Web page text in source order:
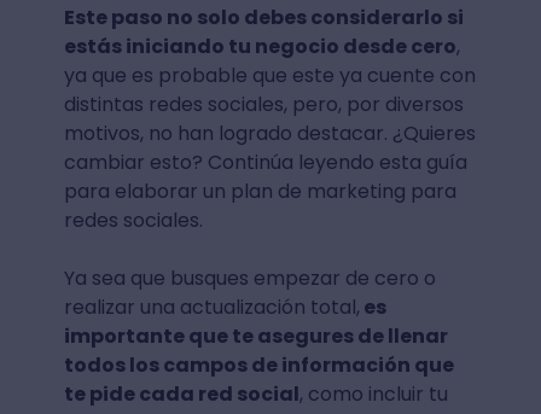
Este paso no solo debes considerarlo si
estás iniciando tu negocio desde cero,
ya que es probable que este ya cuente con
distintas redes sociales, pero, por diversos
motivos, no han logrado destacar. ¿Quieres
cambiar esto? Continúa leyendo esta guía
para elaborar un plan de marketing para
redes sociales.
Ya sea que busques empezar de cero o
realizar una actualización total, es
importante que te asegures de llenar
todos los campos de información que
te pide cada red social, como incluir tu